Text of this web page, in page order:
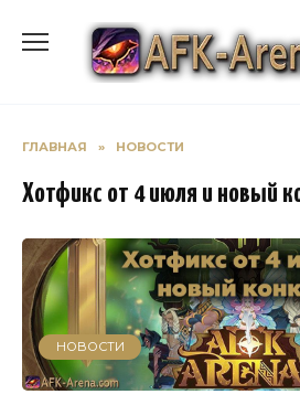
содержанию
ГЛАВНАЯ » НОВОСТИ
Хотфикс от 4 июля и новый
НОВОСТИ